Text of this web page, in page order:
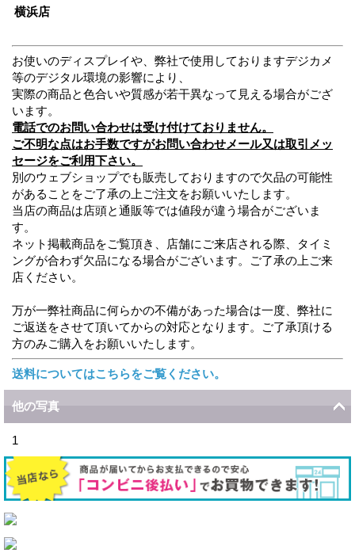
横浜店
お使いのディスプレイや、弊社で使用しておりますデジカメ
等のデジタル環境の影響により、
実際の商品と色合いや質感が若干異なって見える場合がござ
います。
電話でのお問い合わせは受け付けておりません。
ご不明な点はお手数ですがお問い合わせメール又は取引メッ
セージをご利用下さい。
別のウェブショップでも販売しておりますので欠品の可能性
があることをご了承の上ご注文をお願いいたします。
当店の商品は店頭と通販等では値段が違う場合がございま
す。
ネット掲載商品をご覧頂き、店舗にご来店される際、タイミ
ングが合わず欠品になる場合がございます。ご了承の上ご来
店ください。
万が一弊社商品に何らかの不備があった場合は一度、弊社に
ご返送をさせて頂いてからの対応となります。ご了承頂ける
方のみご購入をお願いいたします。
送料についてはこちらをご覧ください。
他の写真
1